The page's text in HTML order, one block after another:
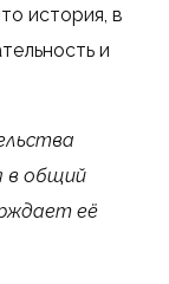
история, в
и
в общий
её